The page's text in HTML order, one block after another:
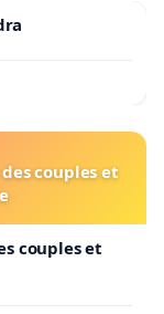
couples et
couples et